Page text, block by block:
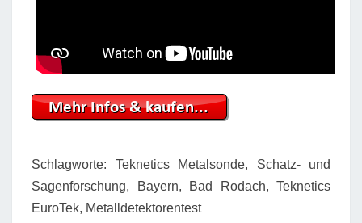
Schlagworte: Teknetics Metalsonde, Schatz- und
Sagenforschung, Bayern, Bad Rodach, Teknetics
EuroTek, Metalldetektorentest